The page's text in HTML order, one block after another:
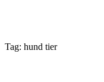
Tag: hund tier